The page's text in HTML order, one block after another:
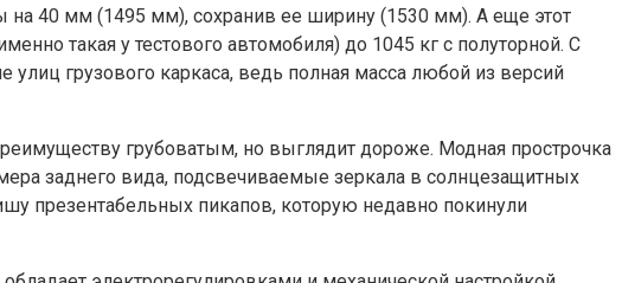
на 40 мм (1495 мм), сохранив ее ширину (1530 мм). А еще этот
такая у тестового автомобиля) до 1045 кг с полуторной. С
грузового каркаса, ведь полная масса любой из версий
грубоватым, но выглядит дороже. Модная прострочка
заднего вида, подсвечиваемые зеркала в солнцезащитных
презентабельных пикапов, которую недавно покинули